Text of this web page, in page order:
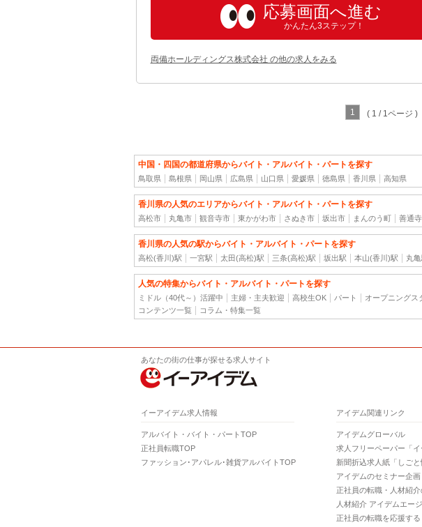
応募画面へ進む
かんたん3ステップ！
両備ホールディングス株式会社 の他の求人をみる
1 ( 1 / 1ページ )
中国・四国の都道府県からバイト・アルバイト・パートを探す
鳥取県 島根県 岡山県 広島県 山口県 愛媛県 徳島県 香川県 高知県
香川県の人気のエリアからバイト・アルバイト・パートを探す
高松市 丸亀市 観音寺市 東かがわ市 さぬき市 坂出市 まんのう町 善通
香川県の人気の駅からバイト・アルバイト・パートを探す
高松(香川)駅 一宮駅 太田(高松)駅 三条(高松)駅 坂出駅 本山(香川)駅 丸
人気の特集からバイト・アルバイト・パートを探す
ミドル（40代～）活躍中 主婦・主夫歓迎 高校生OK パート オープニングス
コンテンツ一覧
コラム・特集一覧
あなたの街の仕事が探せる求人サイト
イーアイデム求人情報
アルバイト・バイト・パートTOP
正社員転職TOP
ファッション･アパレル･雑貨アルバイトTOP
アイデム関連リンク
アイデムグローバル
求人フリーペーパー「イ
新聞折込求人紙「しごと
アイデムのセミナー企
正社員の転職・人材紹
人材紹介 アイデムエー
正社員の転職を応援す